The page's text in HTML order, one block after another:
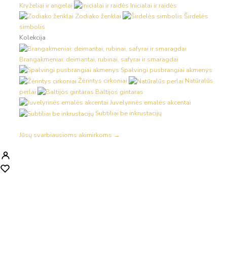
Kryželiai ir angelai
Inicialai ir raidės
Zodiako ženklai
Širdelės
simbolis
Kolekcija
Brangakmeniai: deimantai, rubinai, safyrai ir smaragdai
Spalvingi pusbrangiai akmenys
Žėrintys cirkoniai
Natūralūs
perlai
Baltijos gintaras
Juvelyrinės emalės akcentai
Subtiliai be inkrustacijų
Jūsų svarbiausioms akimirkoms →